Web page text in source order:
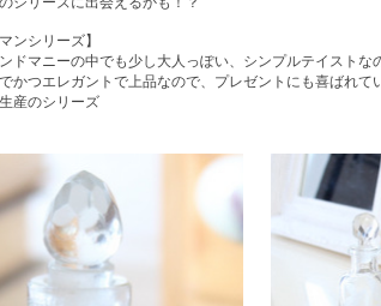
ンシリーズ】
ドマニーの中でも少し大人っぽい、シンプルテイストな
かつエレガントで上品なので、プレゼントにも喜ばれて
産のシリーズ